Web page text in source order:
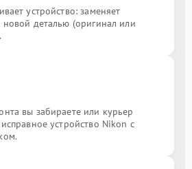
устройство: заменяет
новой деталью (оригинал или
вы забираете или курьер
устройство Nikon с